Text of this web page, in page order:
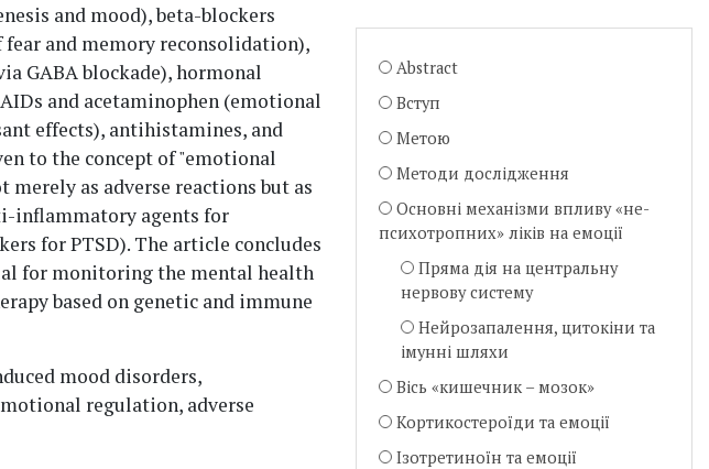
and mood), beta-blockers
and memory reconsolidation),
GABA blockade), hormonal
and acetaminophen (emotional
effects), antihistamines, and
to the concept of "emotional
merely as adverse reactions but as
inflammatory agents for
for PTSD). The article concludes
for monitoring the mental health
based on genetic and immune
mood disorders,
regulation, adverse
Abstract
Вступ
Метою
Методи дослідження
Основні механізми впливу «не-
психотропних» ліків на емоції
Пряма дія на центральну
нервову систему
Нейрозапалення, цитокіни та
імунні шляхи
Вісь «кишечник – мозок»
Кортикостероїди та емоції
Ізотретиноїн та емоції